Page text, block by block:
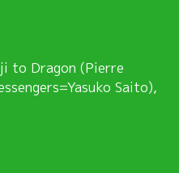
to Dragon (Pierre
Saito),